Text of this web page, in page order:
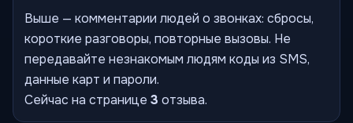
Выше — комментарии людей о звонках: сбросы,
короткие разговоры, повторные вызовы. Не
передавайте незнакомым людям коды из SMS,
данные карт и пароли.
Сейчас на странице 3 отзыва.